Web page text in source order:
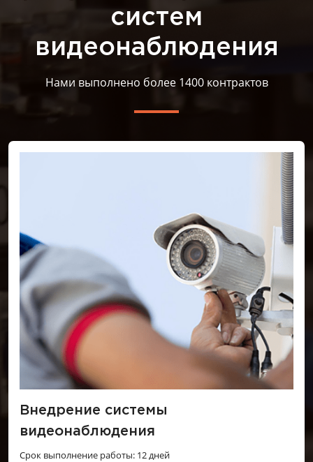
систем
видеонаблюдения
Нами выполнено более 1400 контрактов
Внедрение системы
видеонаблюдения
Срок выполнение работы: 12 дней